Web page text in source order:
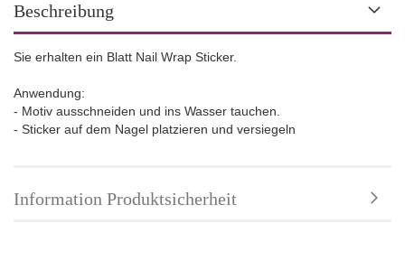
Beschreibung
Sie erhalten ein Blatt Nail Wrap Sticker.
Anwendung:
- Motiv ausschneiden und ins Wasser tauchen.
- Sticker auf dem Nagel platzieren und versiegeln
Information Produktsicherheit